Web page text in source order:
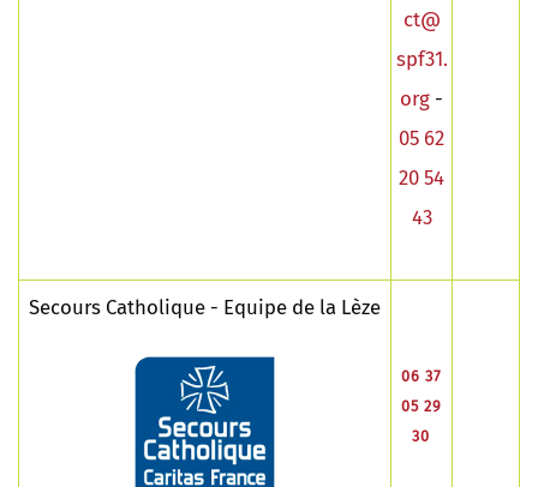
ct@
spf31.
org -
05 62
20 54
43
Secours Catholique - Equipe de la Lèze
06 37
05 29
30